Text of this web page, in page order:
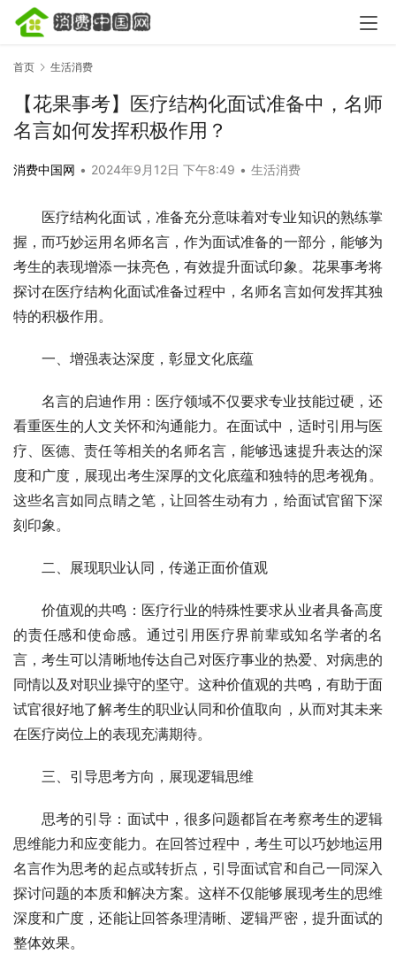
首页 生活消费
【花果事考】医疗结构化面试准备中，名师
名言如何发挥积极作用？
消费中国网 • 2024年9月12日 下午8:49 • 生活消费
医疗结构化面试，准备充分意味着对专业知识的熟练掌
握，而巧妙运用名师名言，作为面试准备的一部分，能够为
考生的表现增添一抹亮色，有效提升面试印象。花果事考将
探讨在医疗结构化面试准备过程中，名师名言如何发挥其独
特的积极作用。
一、增强表达深度，彰显文化底蕴
名言的启迪作用：医疗领域不仅要求专业技能过硬，还
看重医生的人文关怀和沟通能力。在面试中，适时引用与医
疗、医德、责任等相关的名师名言，能够迅速提升表达的深
度和广度，展现出考生深厚的文化底蕴和独特的思考视角。
这些名言如同点睛之笔，让回答生动有力，给面试官留下深
刻印象。
二、展现职业认同，传递正面价值观
价值观的共鸣：医疗行业的特殊性要求从业者具备高度
的责任感和使命感。通过引用医疗界前辈或知名学者的名
言，考生可以清晰地传达自己对医疗事业的热爱、对病患的
同情以及对职业操守的坚守。这种价值观的共鸣，有助于面
试官很好地了解考生的职业认同和价值取向，从而对其未来
在医疗岗位上的表现充满期待。
三、引导思考方向，展现逻辑思维
思考的引导：面试中，很多问题都旨在考察考生的逻辑
思维能力和应变能力。在回答过程中，考生可以巧妙地运用
名言作为思考的起点或转折点，引导面试官和自己一同深入
探讨问题的本质和解决方案。这样不仅能够展现考生的思维
深度和广度，还能让回答条理清晰、逻辑严密，提升面试的
整体效果。